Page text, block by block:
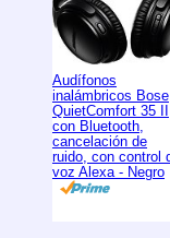
Audífonos
inalámbricos Bose
QuietComfort 35 II
con Bluetooth,
cancelación de
ruido, con control
voz Alexa - Negro